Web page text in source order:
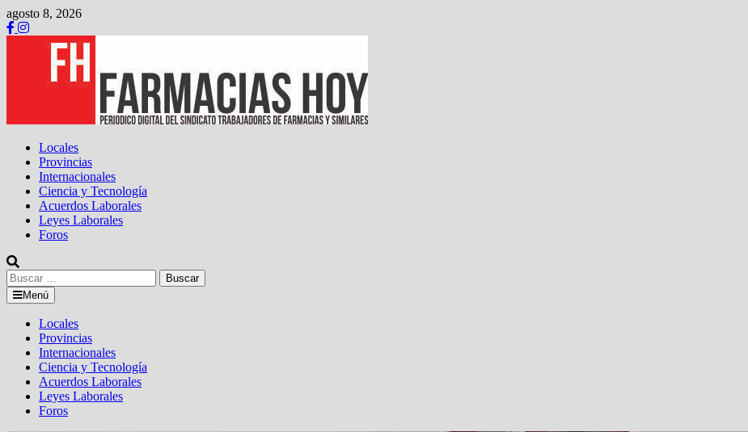
Saltar
al
contenido
agosto 8, 2026
Locales
Provincias
Internacionales
Ciencia y Tecnología
Acuerdos Laborales
Leyes Laborales
Foros
Buscar:
Menú
Locales
Provincias
Internacionales
Ciencia y Tecnología
Acuerdos Laborales
Leyes Laborales
Foros